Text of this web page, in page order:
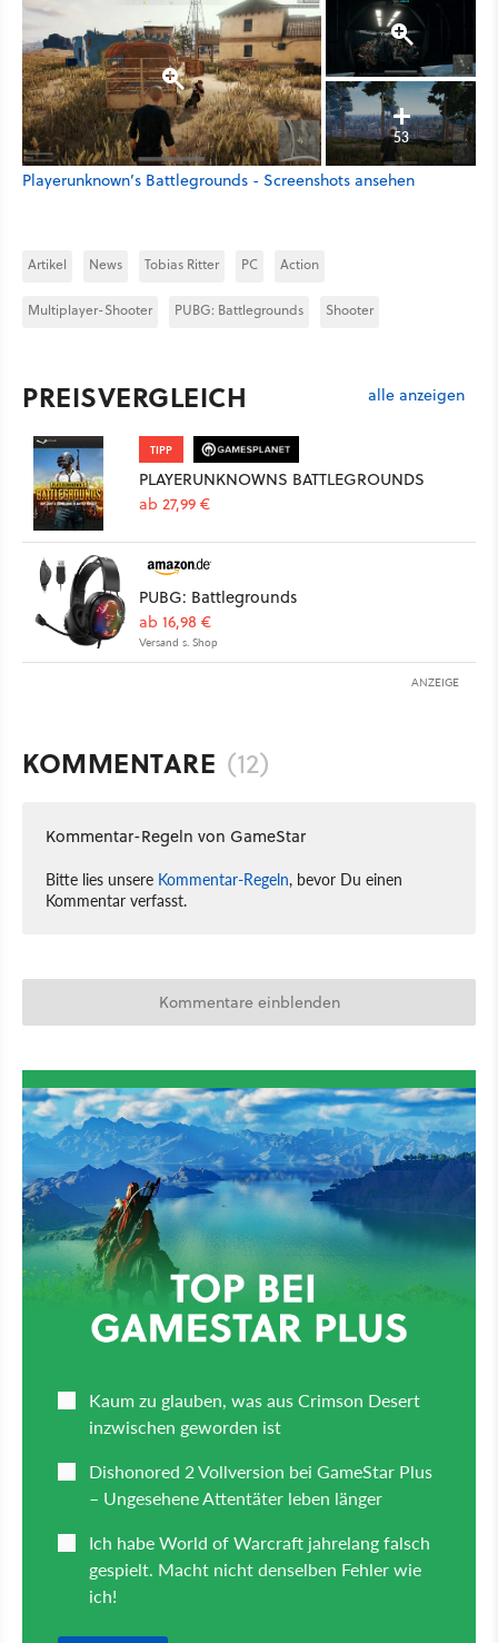
53
Playerunknown’s Battlegrounds - Screenshots ansehen
Artikel News Tobias Ritter PC Action
Multiplayer-Shooter PUBG: Battlegrounds Shooter
PREISVERGLEICH alle anzeigen
TIPP
PLAYERUNKNOWNS BATTLEGROUNDS
ab 27,99 €
PUBG: Battlegrounds
ab 16,98 €
Versand s. Shop
ANZEIGE
KOMMENTARE (12)
Kommentar-Regeln von GameStar
Bitte lies unsere Kommentar-Regeln, bevor Du einen
Kommentar verfasst.
Kommentare einblenden